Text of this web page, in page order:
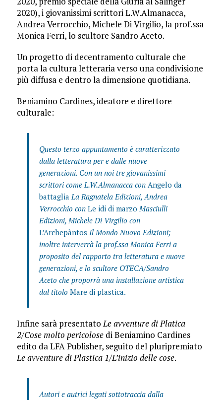
2020), i giovanissimi scrittori L.W.Almanacca,
Andrea Verrocchio, Michele Di Virgilio, la prof.ssa
Monica Ferri, lo scultore Sandro Aceto.
Un progetto di decentramento culturale che
porta la cultura letteraria verso una condivisione
più diffusa e dentro la dimensione quotidiana.
Beniamino Cardines, ideatore e direttore
culturale:
Questo terzo appuntamento è caratterizzato
dalla letteratura per e dalle nuove
generazioni. Con un noi tre giovanissimi
scrittori come L.W.Almanacca con Angelo da
battaglia La Ragnatela Edizioni, Andrea
Verrocchio conLe idi di marzo Masciulli
Edizioni, Michele Di Virgilio con
L’Archepàntos Il Mondo Nuovo Edizioni;
inoltre interverrà la prof.ssa Monica Ferri a
proposito del rapporto tra letteratura e nuove
generazioni, e lo scultore OTECA/Sandro
Aceto che proporrà una installazione artistica
dal titolo Mare di plastica.
Infine sarà presentatoLe avventure di Platica
2/Cose molto pericolose di Beniamino Cardines
edito da LFA Publisher, seguito del pluripremiato
Le avventure di Plastica 1/L’inizio delle cose.
Autori e autrici legati sottotraccia dalla